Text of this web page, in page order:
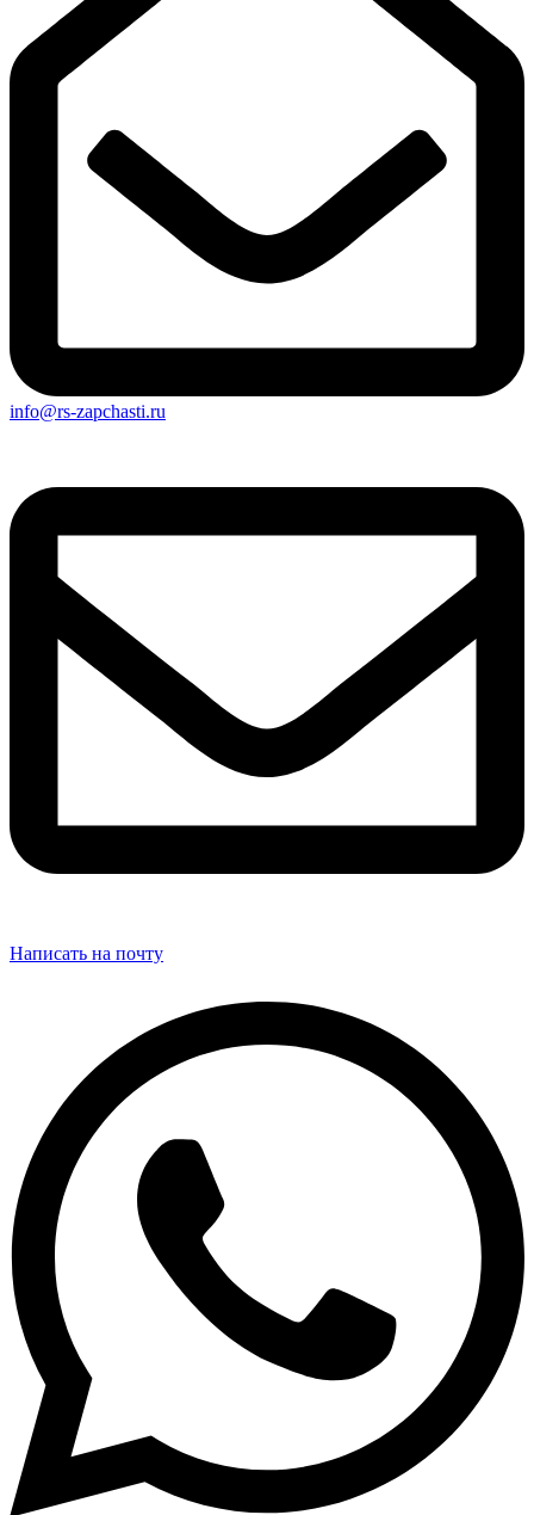
info@rs-zapchasti.ru
Написать на почту